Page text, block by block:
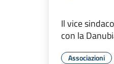
Il vice
con la
Associazioni